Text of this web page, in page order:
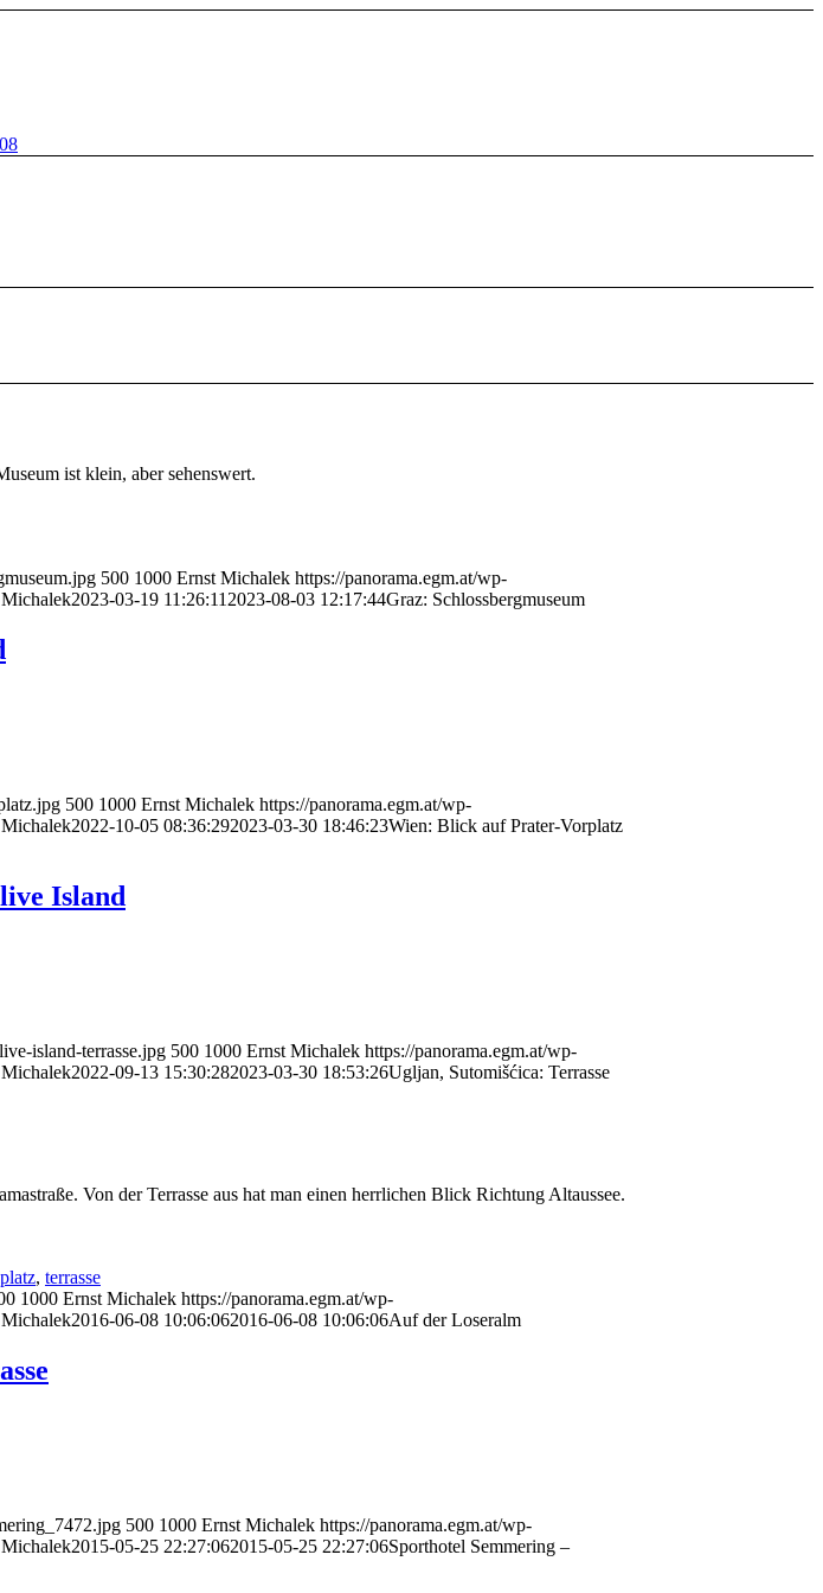
ist klein, aber sehenswert.
500 1000 Ernst Michalek https://panorama.egm.at/wp-
2023-03-19 11:26:11 2023-08-03 12:17:44Graz: Schlossbergmuseum
500 1000 Ernst Michalek https://panorama.egm.at/wp-
2022-10-05 08:36:292023-03-30 18:46:23Wien: Blick auf Prater-Vorplatz
Island
island-terrasse.jpg 500 1000 Ernst Michalek https://panorama.egm.at/wp-
2022-09-13 15:30:282023-03-30 18:53:26Ugljan, Sutomišćica: Terrasse
Von der Terrasse aus hat man einen herrlichen Blick Richtung Altaussee.
, terrasse
1000 Ernst Michalek https://panorama.egm.at/wp-
2016-06-08 10:06:062016-06-08 10:06:06Auf der Loseralm
500 1000 Ernst Michalek https://panorama.egm.at/wp-
2015-05-25 22:27:062015-05-25 22:27:06Sporthotel Semmering –